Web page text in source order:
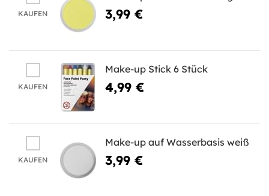
KAUFEN 3,99 €
KAUFEN
Make-up Stick 6 Stück
4,99 €
KAUFEN
Make-up auf Wasserbasis weiß
3,99 €